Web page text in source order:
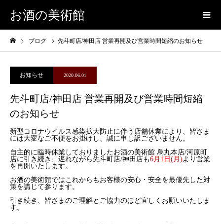
お酒の美術館
ブログ 先斗町店/神田店 営業再開及び営業時間短縮のお知らせ
お知らせ 2020.06.01
先斗町店/神田店 営業再開及び営業時間短縮
のお知らせ
新型コロナウイルス感染拡大防止に伴う店舗休業により、皆さま
には大変なご不便をお掛けし、誠に申し訳ございません。
自主的に臨時休業しておりましたお酒の美術館 烏丸本店/河原町
店に引き続き、遅れながら先斗町店/神田店も6月1日(月)より営業
を再開いたします。
お酒の美術館ではこれからもお客様の安心・安全を最優先した対
策を講じて参ります。
引き続き、皆さまのご理解とご協力のほど宜しくお願いいたしま
す。